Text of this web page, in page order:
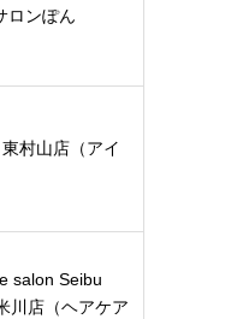
ロンぽん
村山店（アイ
salon Seibu
川店（ヘアケア